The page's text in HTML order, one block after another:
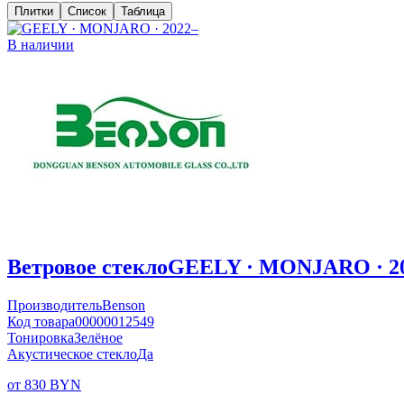
Плитки Список Таблица
В наличии
Ветровое стеклоGEELY · MONJARO ·
ПроизводительBenson
Код товара00000012549
ТонировкаЗелёное
Акустическое стеклоДа
от 830 BYN